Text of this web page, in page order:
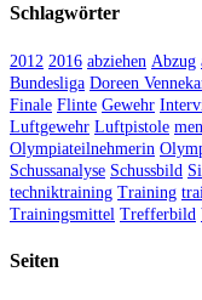
Schlagwörter
2012 2016 abziehen Abzug
Bundesliga Doreen
Finale Flinte Gewehr
Luftgewehr Luftpistole
Olympiateilnehmerin
Schussanalyse Schussbild
techniktraining Training
Trainingsmittel Trefferbild
Seiten